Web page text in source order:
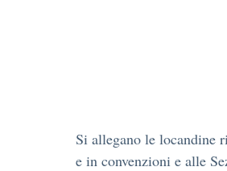
Si allegano le locandine
e in convenzioni e alle